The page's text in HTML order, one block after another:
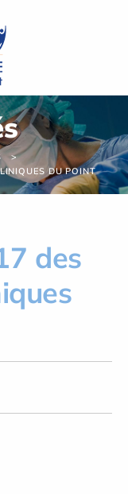
DU POINT
des